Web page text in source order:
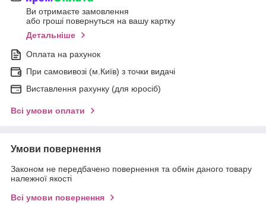
Ви отримаєте замовлення
або гроші повернуться на вашу картку
Детальніше
Оплата на рахунок
При самовивозі (м.Київ) з точки видачі
Виставлення рахунку (для юросіб)
Всі умови оплати
Умови повернення
Законом не передбачено повернення та обмін даного товару
належної якості
Всі умови повернення